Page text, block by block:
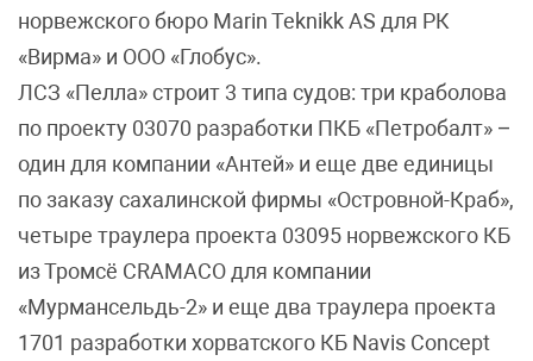
норвежского бюро Marin Teknikk AS для РК
«Вирма» и ООО «Глобус».
ЛСЗ «Пелла» строит 3 типа судов: три краболова
по проекту 03070 разработки ПКБ «Петробалт» –
один для компании «Антей» и еще две единицы
по заказу сахалинской фирмы «Островной-Краб»,
четыре траулера проекта 03095 норвежского КБ
из Тромсё CRAMACO для компании
«Мурмансельдь-2» и еще два траулера проекта
1701 разработки хорватского КБ Navis Concept